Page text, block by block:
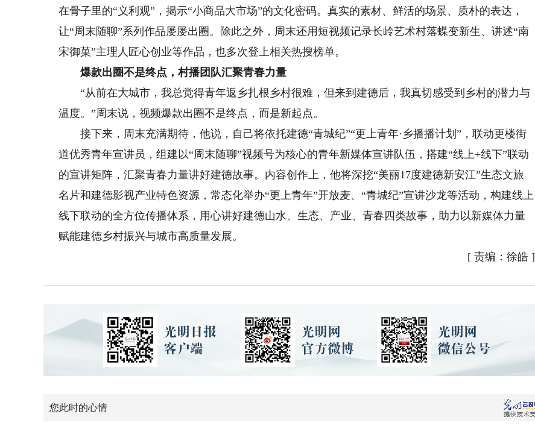
在骨子里的“义利观”，揭示“小商品大市场”的文化密码。真实的素材、鲜活的场景、质朴的表达，
让“周末随聊”系列作品屡屡出圈。除此之外，周末还用短视频记录长岭艺术村落蝶变新生、讲述“南
宋御菓”主理人匠心创业等作品，也多次登上相关热搜榜单。
爆款出圈不是终点，村播团队汇聚青春力量
“从前在大城市，我总觉得青年返乡扎根乡村很难，但来到建德后，我真切感受到乡村的潜力与
温度。”周末说，视频爆款出圈不是终点，而是新起点。
接下来，周末充满期待，他说，自己将依托建德“青城纪”“更上青年·乡播播计划”，联动更楼街
道优秀青年宣讲员，组建以“周末随聊”视频号为核心的青年新媒体宣讲队伍，搭建“线上+线下”联动
的宣讲矩阵，汇聚青春力量讲好建德故事。内容创作上，他将深挖“美丽17度建德新安江”生态文旅
名片和建德影视产业特色资源，常态化举办“更上青年”开放麦、“青城纪”宣讲沙龙等活动，构建线上
线下联动的全方位传播体系，用心讲好建德山水、生态、产业、青春四类故事，助力以新媒体力量
赋能建德乡村振兴与城市高质量发展。
[ 责编：徐皓 ]
您此时的心情